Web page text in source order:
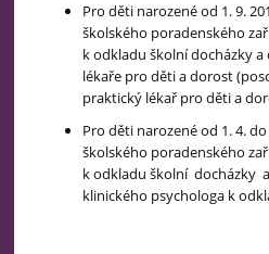
Pro děti narozené od 1. 9.
školského poradenského
k odkladu školní docházky
lékaře pro děti a dorost
praktický lékař pro děti a
Pro děti narozené od 1. 4.
školského poradenského
k odkladu školní docházky
klinického psychologa k